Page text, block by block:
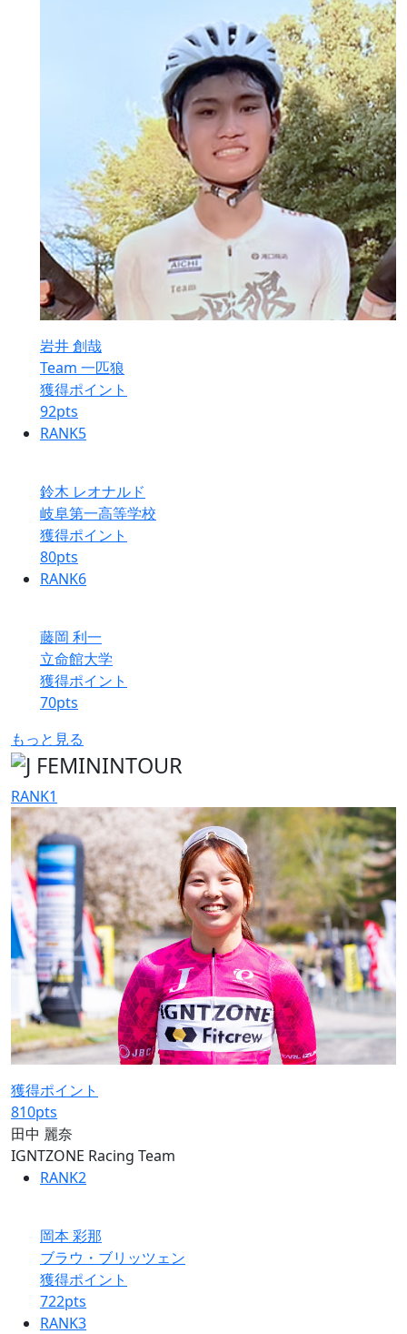
岩井 創哉
Team 一匹狼
獲得ポイント
92pts
RANK5
鈴木 レオナルド
岐阜第一高等学校
獲得ポイント
80pts
RANK6
藤岡 利一
立命館大学
獲得ポイント
70pts
もっと見る
RANK1
獲得ポイント
810pts
田中 麗奈
IGNTZONE Racing Team
RANK2
岡本 彩那
ブラウ・ブリッツェン
獲得ポイント
722pts
RANK3